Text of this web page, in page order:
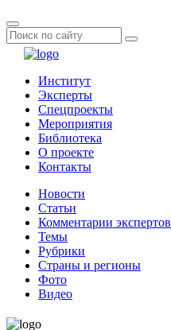
Институт
Эксперты
Спецпроекты
Мероприятия
Библиотека
О проекте
Контакты
Новости
Статьи
Комментарии экспертов
Темы
Рубрики
Страны и регионы
Фото
Видео